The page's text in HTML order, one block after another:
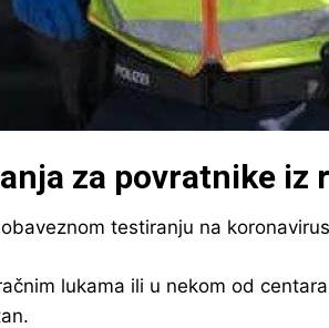
za povratnike iz
testiranju na
lukama ili u nekom od